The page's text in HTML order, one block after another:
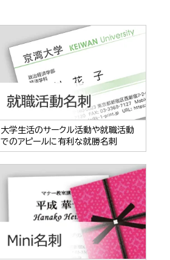
大学生活のサークル活動や就職活動
でのアピールに有利な就勝名刺